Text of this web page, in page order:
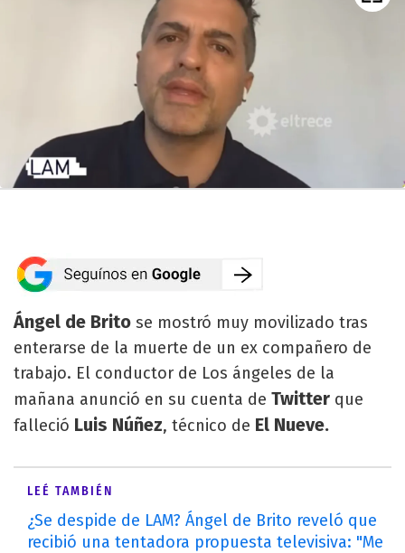
Ángel de Brito se mostró muy movilizado tras
enterarse de la muerte de un ex compañero de
trabajo. El conductor de Los ángeles de la
mañana anunció en su cuenta de Twitter que
falleció Luis Núñez, técnico de El Nueve.
LEÉ TAMBIÉN
¿Se despide de LAM? Ángel de Brito reveló que
recibió una tentadora propuesta televisiva: "Me